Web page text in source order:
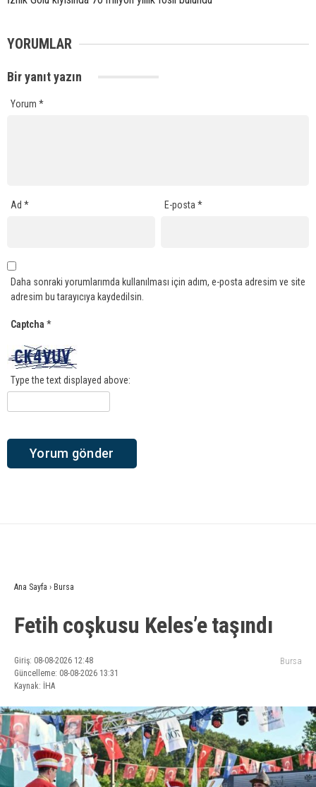
YORUMLAR
Bir yanıt yazın
Yorum *
Ad * E-posta*
Daha sonraki yorumlarımda kullanılması için adım, e-posta adresim ve site
adresim bu tarayıcıya kaydedilsin.
Captcha *
Type the text displayed above:
Ana Sayfa › Bursa
Fetih coşkusu Keles’e taşındı
Giriş: 08-08-2026 12:48
Güncelleme: 08-08-2026 13:31
Kaynak: İHA
Bursa